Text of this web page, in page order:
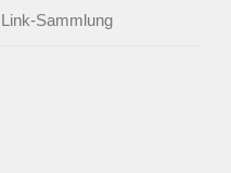
Link-Sammlung